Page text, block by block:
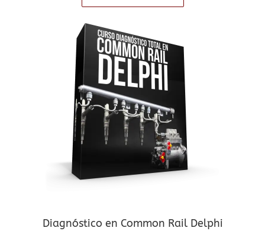
Diagnóstico en Common Rail Delphi